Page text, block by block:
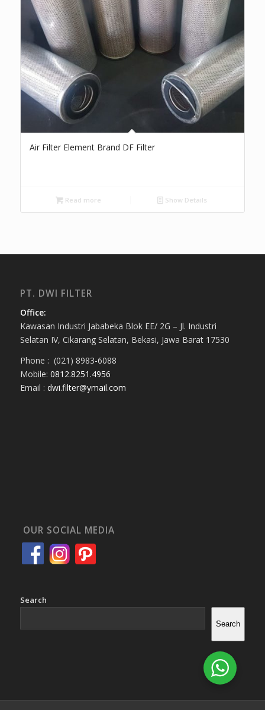
Air Filter Element Brand DF Filter
Read more Show Details
PT. DWI FILTER
Office:
Kawasan Industri Jababeka Blok EE/ 2G – Jl. Industri
Selatan IV, Cikarang Selatan, Bekasi, Jawa Barat 17530
Phone : (021) 8983-6088
Mobile: 0812.8251.4956
Email : dwi.filter@ymail.com
OUR SOCIAL MEDIA
Search
Search